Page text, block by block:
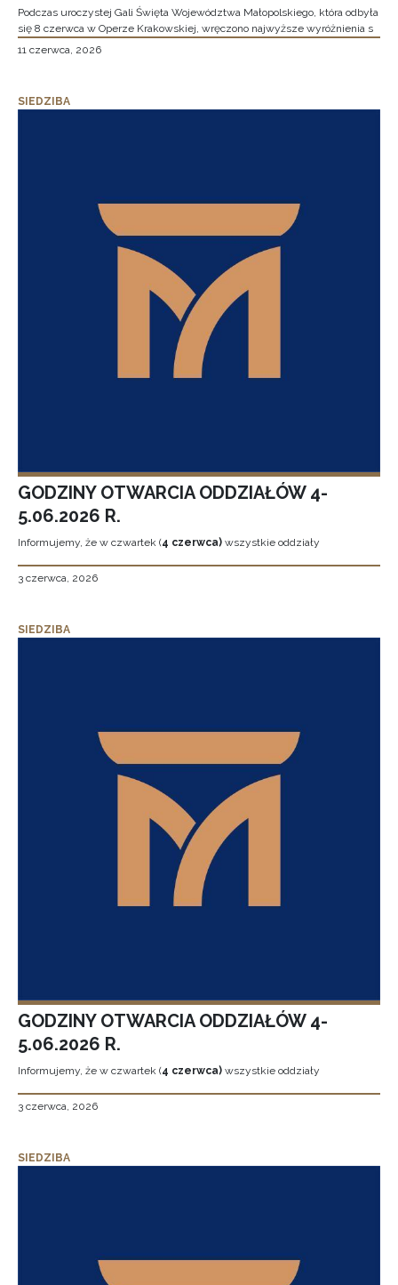
Podczas uroczystej Gali Święta Województwa Małopolskiego, która odbyła
się 8 czerwca w Operze Krakowskiej, wręczono najwyższe wyróżnienia s
11 czerwca, 2026
SIEDZIBA
GODZINY OTWARCIA ODDZIAŁÓW 4-
5.06.2026 R.
Informujemy, że w czwartek (4 czerwca) wszystkie oddziały
3 czerwca, 2026
SIEDZIBA
GODZINY OTWARCIA ODDZIAŁÓW 4-
5.06.2026 R.
Informujemy, że w czwartek (4 czerwca) wszystkie oddziały
3 czerwca, 2026
SIEDZIBA